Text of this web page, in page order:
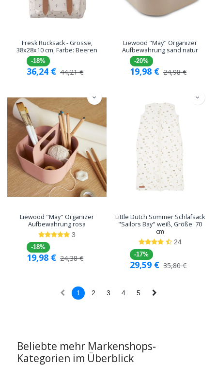
Fresk Rücksack - Grosse,
38x28x10 cm, Farbe: Beeren
-18%
36,24 € 44,21€
Liewood "May" Organizer
Aufbewahrung sand natur
-20%
19,98 € 24,98€
Liewood "May" Organizer
Aufbewahrung rosa
3
-18%
19,98 € 24,38€
Little Dutch Sommer Schlafsack
"Sailors Bay" weiß, Größe: 70
cm
24
-17%
29,59 € 35,80€
1 2 3 4 5
Beliebte mehr Markenshops-
Kategorien im Überblick